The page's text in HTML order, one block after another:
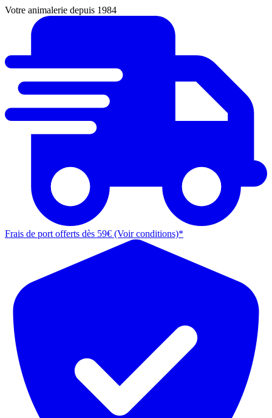
Votre animalerie depuis 1984
Frais de port offerts dès 59€ (Voir conditions)*